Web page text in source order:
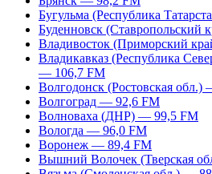
Бугульма (Республика
Буденновск (Ставропольский
Владивосток (Приморский
Владикавказ (Республика
— 106,7 FM
Волгодонск (Ростовская
Волгоград — 92,6 FM
Волноваха (ДНР) — 99,5 FM
Вологда — 96,0 FM
Воронеж — 89,4 FM
Вышний Волочек (Тверская